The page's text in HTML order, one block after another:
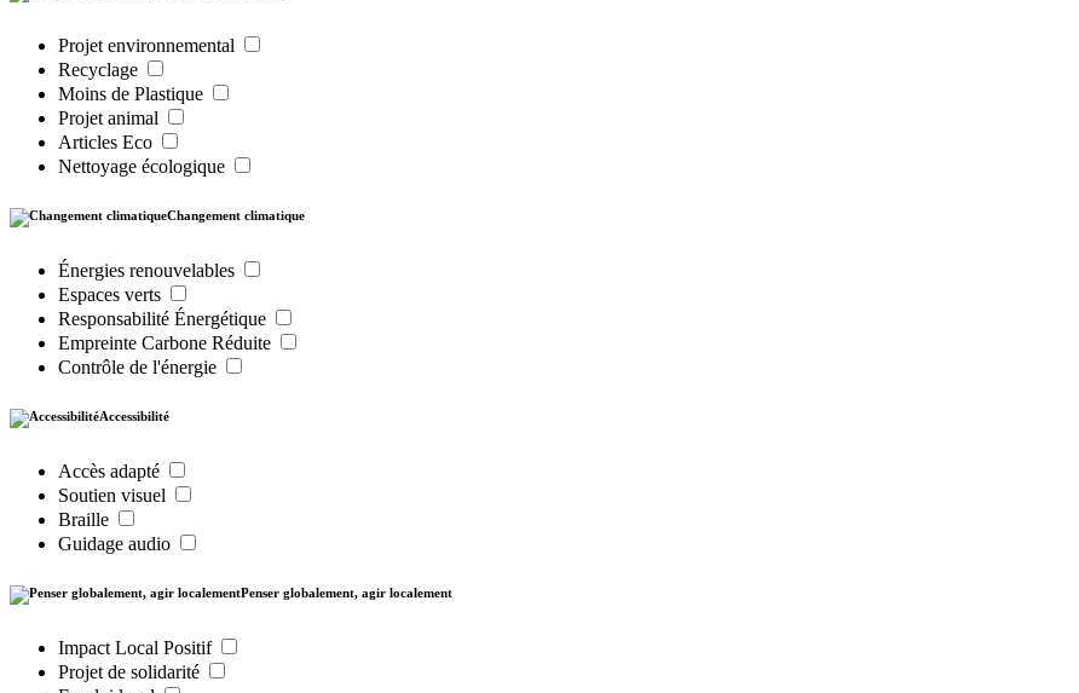
Projet environnemental
Recyclage
Moins de Plastique
Projet animal
Articles Eco
Nettoyage écologique
Changement climatique
Énergies renouvelables
Espaces verts
Responsabilité Énergétique
Empreinte Carbone Réduite
Contrôle de l'énergie
Accessibilité
Accès adapté
Soutien visuel
Braille
Guidage audio
Penser globalement, agir localement
Impact Local Positif
Projet de solidarité